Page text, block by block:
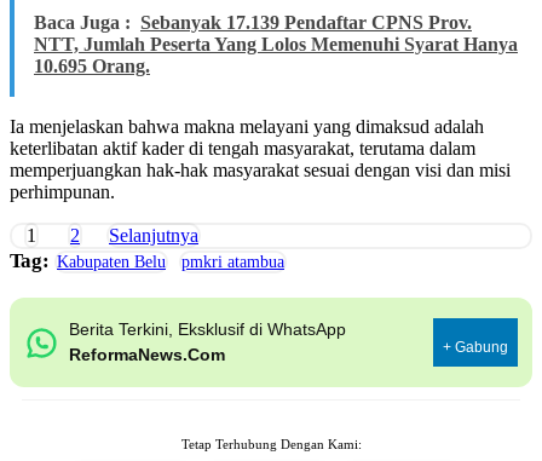
Baca Juga : Sebanyak 17.139 Pendaftar CPNS Prov.
NTT, Jumlah Peserta Yang Lolos Memenuhi Syarat Hanya
10.695 Orang.
Ia menjelaskan bahwa makna melayani yang dimaksud adalah
keterlibatan aktif kader di tengah masyarakat, terutama dalam
memperjuangkan hak-hak masyarakat sesuai dengan visi dan misi
perhimpunan.
1 2 Selanjutnya
Tag: Kabupaten Belu pmkri atambua
Berita Terkini, Eksklusif di WhatsApp
ReformaNews.Com
+ Gabung
Tetap Terhubung Dengan Kami: